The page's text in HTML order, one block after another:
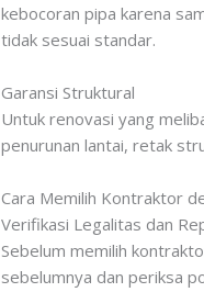
kebocoran pipa karena
tidak sesuai standar.
Garansi Struktural
Untuk renovasi yang
penurunan lantai, retak
Cara Memilih Kontraktor
Verifikasi Legalitas dan
Sebelum memilih
sebelumnya dan periksa